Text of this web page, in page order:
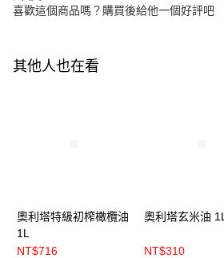
喜歡這個商品嗎？購買後給他一個好評吧
其他人也在看
奧利塔特級初榨橄欖油
1L
NT$716
奧利塔玄米油 1L
NT$310